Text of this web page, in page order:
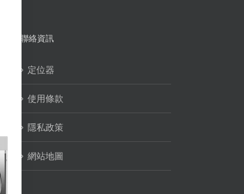
聯絡資訊
定位器
使用條款
隱私政策
網站地圖